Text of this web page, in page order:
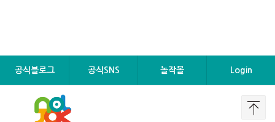
공식블로그 공식SNS 놀작몰 Login